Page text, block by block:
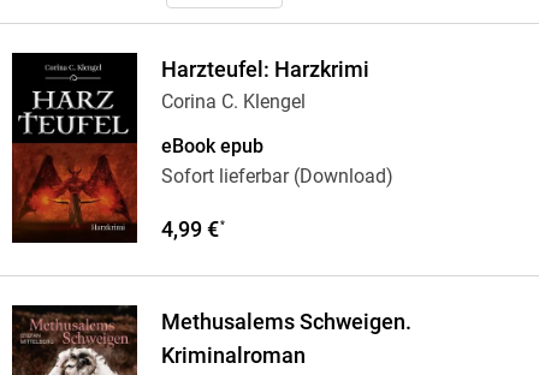
Harzteufel: Harzkrimi
Corina C. Klengel
eBook epub
Sofort lieferbar (Download)
4,99 €*
Methusalems Schweigen.
Kriminalroman